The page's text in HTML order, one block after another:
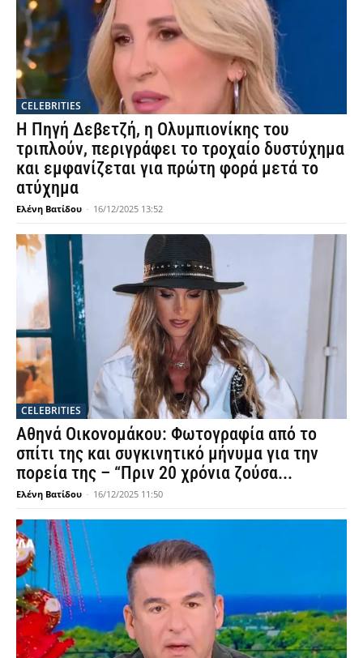
CELEBRITIES
Η Πηγή Δεβετζή, η Ολυμπιονίκης του
τριπλούν, περιγράφει το τροχαίο δυστύχημα
και εμφανίζεται για πρώτη φορά μετά το
ατύχημα
Ελένη Βατίδου - 16/12/2025 13:52
CELEBRITIES
Αθηνά Οικονομάκου: Φωτογραφία από το
σπίτι της και συγκινητικό μήνυμα για την
πορεία της – “Πριν 20 χρόνια ζούσα...
Ελένη Βατίδου - 16/12/2025 11:50